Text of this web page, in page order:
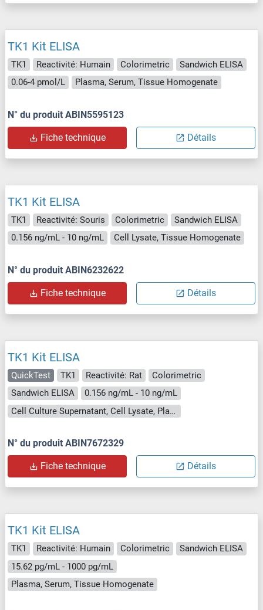
TK1 Kit ELISA
TK1 Reactivité: Humain Colorimetric
Sandwich ELISA
0.06-4 pmol/L
Plasma, Serum, Tissue Homogenate
N° du produit ABIN5595123
Fiche technique Détails
TK1 Kit ELISA
TK1 Reactivité: Souris Colorimetric
Sandwich ELISA
0.156 ng/mL - 10 ng/mL
Cell Lysate, Tissue Homogenate
N° du produit ABIN6232622
Fiche technique Détails
TK1 Kit ELISA
QuickTest TK1 Reactivité: Rat
Colorimetric
Sandwich ELISA
0.156 ng/mL - 10 ng/mL
Cell Culture Supernatant, Cell Lysate, Plasma, Serum, Tissue Lysate
N° du produit ABIN7672329
Fiche technique Détails
TK1 Kit ELISA
TK1 Reactivité: Humain Colorimetric
Sandwich ELISA
15.62 pg/mL - 1000 pg/mL
Plasma, Serum, Tissue Homogenate